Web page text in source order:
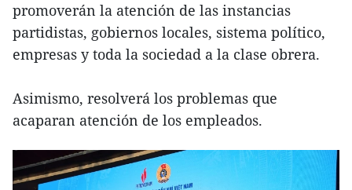
promoverán la atención de las instancias
partidistas, gobiernos locales, sistema político,
empresas y toda la sociedad a la clase obrera.
Asimismo, resolverá los problemas que
acaparan atención de los empleados.